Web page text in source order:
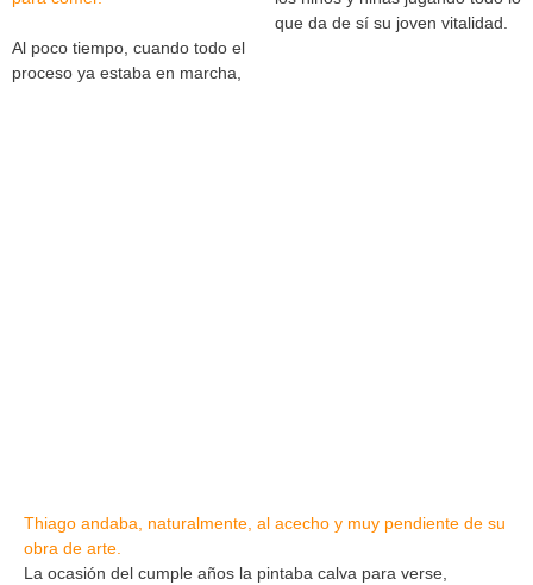
Al poco tiempo, cuando todo el
proceso ya estaba en marcha,
que da de sí su joven vitalidad.
Thiago andaba, naturalmente, al acecho y muy pendiente de su
obra de arte.
La ocasión del cumple años la pintaba calva para verse,